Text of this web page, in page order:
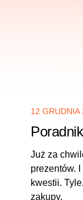
12 GRUDNIA
Już za
prezentów.
kwestii.
zakupy.